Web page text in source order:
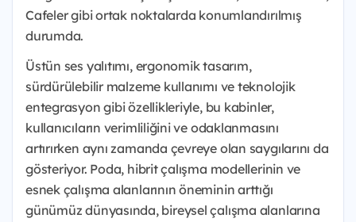
Cafeler gibi ortak noktalarda konumlandırılmış
durumda.
Üstün ses yalıtımı, ergonomik tasarım,
sürdürülebilir malzeme kullanımı ve teknolojik
entegrasyon gibi özellikleriyle, bu kabinler,
kullanıcıların verimliliğini ve odaklanmasını
artırırken aynı zamanda çevreye olan saygılarını da
gösteriyor. Poda, hibrit çalışma modellerinin ve
esnek çalışma alanlarının öneminin arttığı
günümüz dünyasında, bireysel çalışma alanlarına